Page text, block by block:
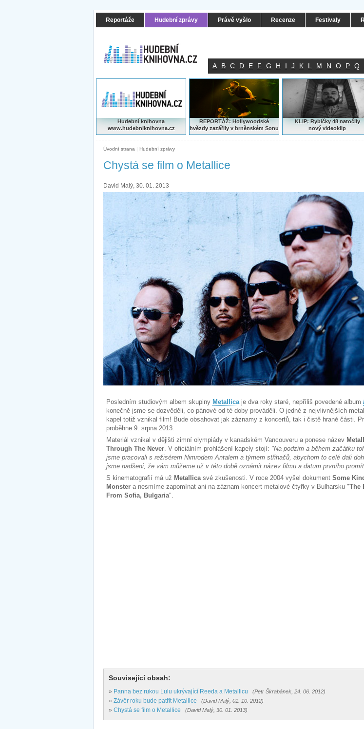
Reportáže Hudební zprávy Právě vyšlo Recenze Festivaly
A B C D E F G H I J K L M N O P Q
Hudební knihovna
www.hudebniknihovna.cz
REPORTÁŽ: Hollywoodské
hvězdy zazářily v brněnském Sonu
KLIP: Rybičky 48 natočily
nový videoklip
Úvodní strana | Hudební zprávy
Chystá se film o Metallice
David Malý, 30. 01. 2013
Posledním studiovým albem skupiny Metallica je dva roky staré, nepříliš povedené album
konečně jsme se dozvěděli, co pánové od té doby prováděli. O jedné z nejvlivnějších
kapel totiž vznikal film! Bude obsahovat jak záznamy z koncertů, tak i čistě hrané části.
proběhne 9. srpna 2013.
Materiál vznikal v dějišti zimní olympiády v kanadském Vancouveru a ponese název
Through The Never. V oficiálním prohlášení kapely stojí: "Na podzim a během začátku
jsme pracovali s režisérem Nimrodem Antalem a týmem střihačů, abychom to celé dali
jsme nadšeni, že vám můžeme už v této době oznámit název filmu a datum prvního
S kinematografií má už Metallica své zkušenosti. V roce 2004 vyšel dokument Some
Monster a nesmíme zapomínat ani na záznam koncert metalové čtyřky v Bulharsku "The
From Sofia, Bulgaria".
Související obsah:
» Panna bez rukou Lulu ukrývající Reeda a Metallicu (Petr Škrabánek, 24. 06. 2012)
» Závěr roku bude patřit Metallice (David Malý, 01. 10. 2012)
» Chystá se film o Metallice (David Malý, 30. 01. 2013)